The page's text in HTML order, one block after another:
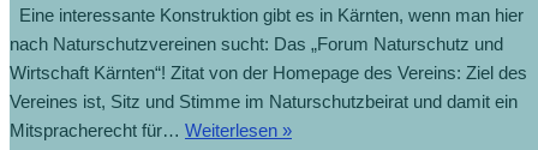
Eine interessante Konstruktion gibt es in Kärnten, wenn man hier
nach Naturschutzvereinen sucht: Das „Forum Naturschutz und
Wirtschaft Kärnten“! Zitat von der Homepage des Vereins: Ziel des
Vereines ist, Sitz und Stimme im Naturschutzbeirat und damit ein
Mitspracherecht für… Weiterlesen »